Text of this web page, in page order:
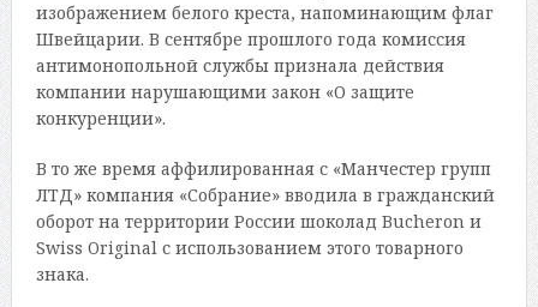
изображением белого креста, напоминающим флаг
Швейцарии. В сентябре прошлого года комиссия
антимонопольной службы признала действия
компании нарушающими закон «О защите
конкуренции».
В то же время аффилированная с «Манчестер групп
ЛТД» компания «Собрание» вводила в гражданский
оборот на территории России шоколад Bucheron и
Swiss Original с использованием этого товарного
знака.